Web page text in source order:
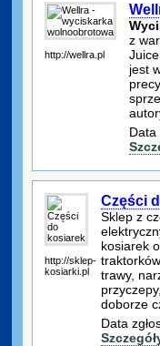
http://wellra.pl
z
jest
Data
http://sklep-
kosiarki.pl
Części
Sklep z
kosiarek
trawy,
doborze
Data